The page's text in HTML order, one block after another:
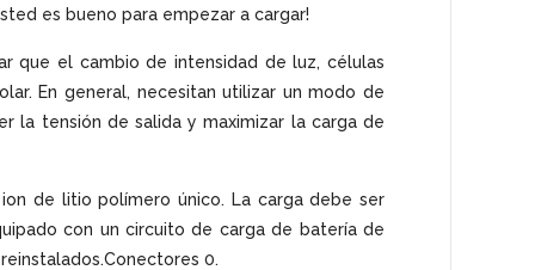
es bueno para empezar a cargar!
que el cambio de intensidad de luz, células
En general, necesitan utilizar un modo de
la tensión de salida y maximizar la carga de
de litio polímero único. La carga debe ser
con un circuito de carga de batería de
0.